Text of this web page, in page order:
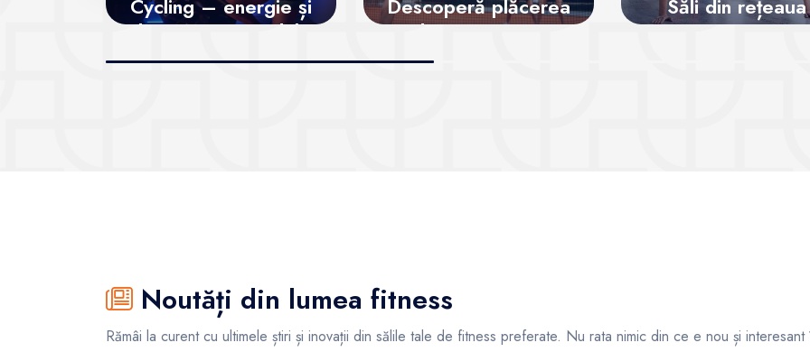
Cycling – energie și
distracție pe pedale
Descoperă plăcerea
de a juca tenis
Săli din rețeaua
SanoPass
Noutăți din lumea fitness
Rămâi la curent cu ultimele știri și inovații din sălile tale de fitness preferate. Nu rata nimic din ce e nou și interesant